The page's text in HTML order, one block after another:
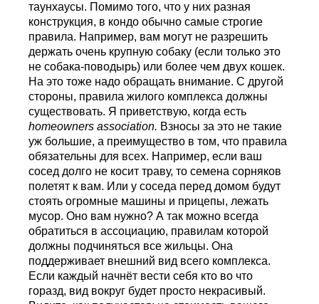
таунхаусы. Помимо того, что у них разная
конструкция, в кондо обычно самые строгие
правила. Например, вам могут не разрешить
держать очень крупную собаку (если только это
не собака-поводырь) или более чем двух кошек.
На это тоже надо обращать внимание. С другой
стороны, правила жилого комплекса должны
существовать. Я приветствую, когда есть
homeowners association. Взносы за это не такие
уж большие, а преимущество в том, что правила
обязательны для всех. Например, если ваш
сосед долго не косит траву, то семена сорняков
полетят к вам. Или у соседа перед домом будут
стоять огромные машины и прицепы, лежать
мусор. Оно вам нужно? А так можно всегда
обратиться в ассоциацию, правилам которой
должны подчиняться все жильцы. Она
поддерживает внешний вид всего комплекса.
Если каждый начнёт вести себя кто во что
горазд, вид вокруг будет просто некрасивый.